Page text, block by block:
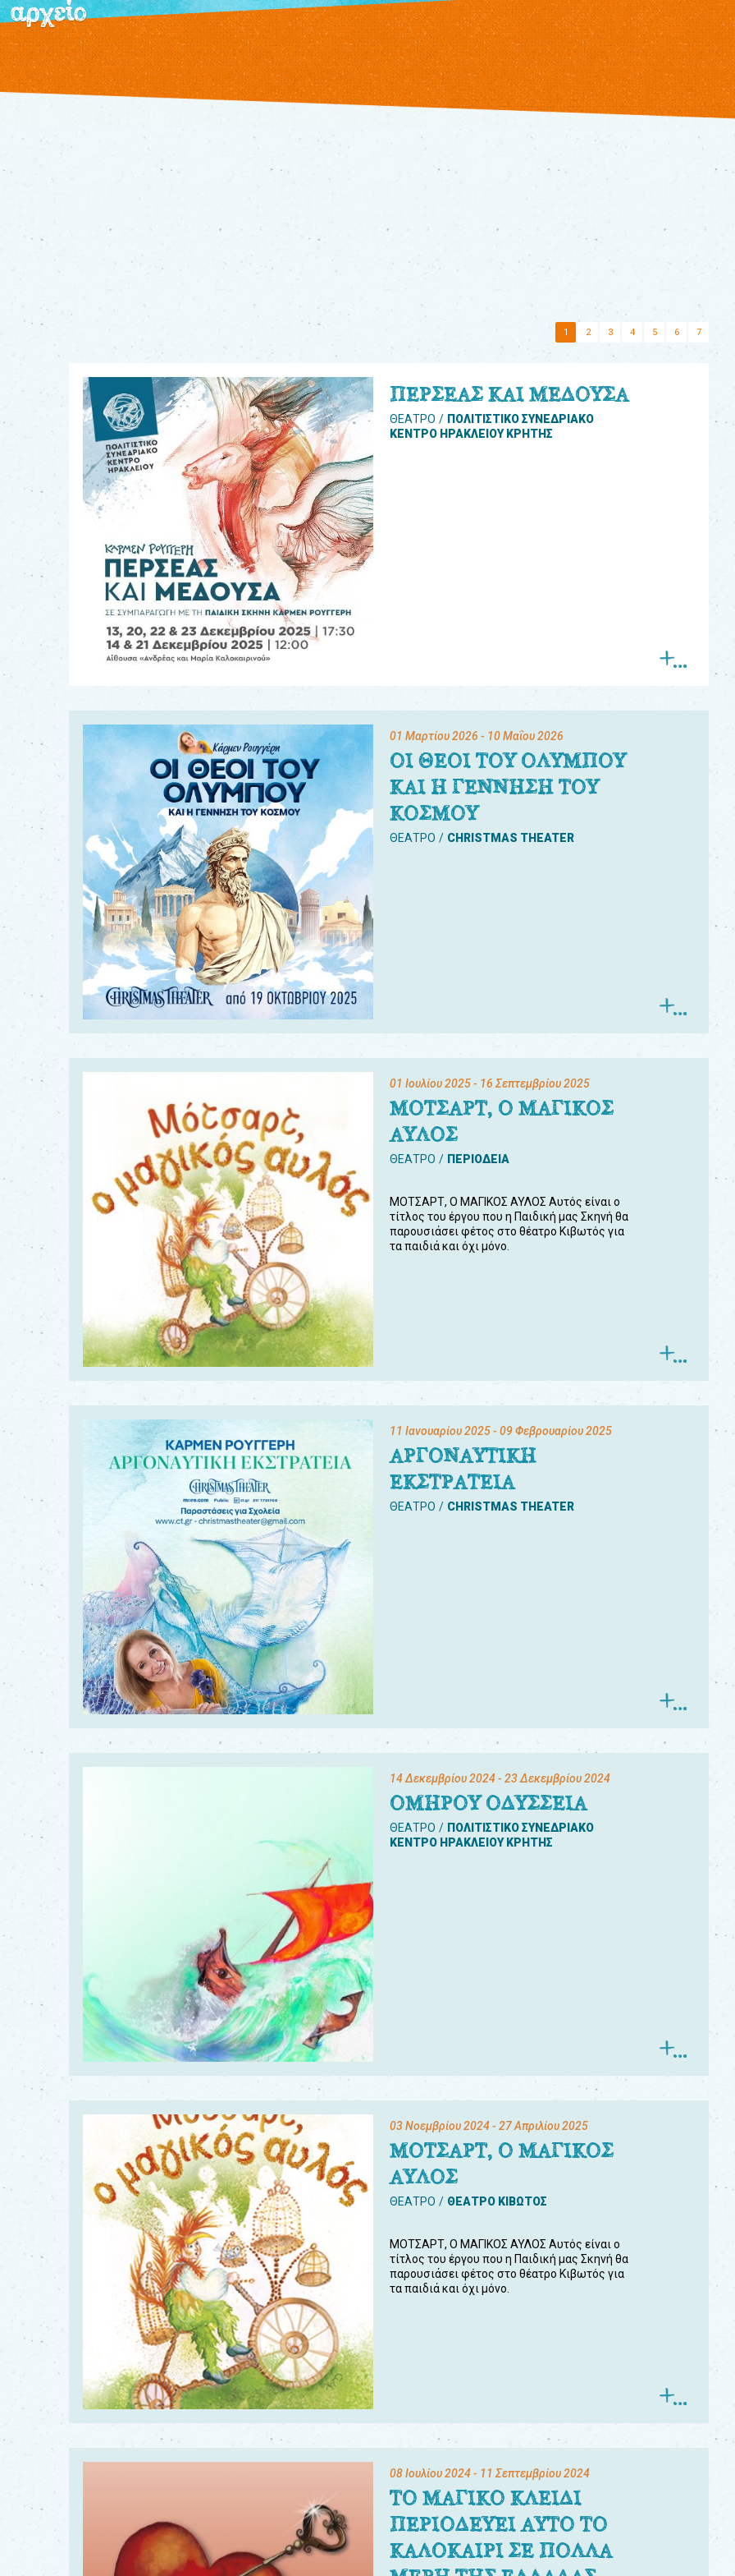
αρχείο
1 2 3 4 5 6 7
ΠΕΡΣΕΑΣ ΚΑΙ ΜΕΔΟΥΣΑ
ΘΕΑΤΡΟ
ΠΟΛΙΤΙΣΤΙΚΟ ΣΥΝΕΔΡΙΑΚΟ
ΚΕΝΤΡΟ ΗΡΑΚΛΕΙΟΥ ΚΡΗΤΗΣ
01 Μαρτίου 2026 - 10 Μαΐου 2026
ΟΙ ΘΕΟΙ ΤΟΥ ΟΛΥΜΠΟΥ
ΚΑΙ Η ΓΕΝΝΗΣΗ ΤΟΥ
ΚΟΣΜΟΥ
ΘΕΑΤΡΟ CHRISTMAS THEATER
01 Ιουλίου 2025- 16 Σεπτεμβρίου 2025
ΜΟΤΣΑΡΤ, Ο ΜΑΓΙΚΟΣ
ΑΥΛΟΣ
ΘΕΑΤΡΟ ΠΕΡΙΟΔΕΙΑ
ΜΟΤΣΑΡΤ, Ο ΜΑΓΙΚΟΣ ΑΥΛΟΣ Αυτός είναι ο
τίτλος του έργου που η Παιδική μας Σκηνή θα
παρουσιάσει φέτος στο θέατρο Κιβωτός για
τα παιδιά και όχι μόνο.
11 Ιανουαρίου 2025- 09 Φεβρουαρίου 2025
ΑΡΓΟΝΑΥΤΙΚΗ
ΕΚΣΤΡΑΤΕΙΑ
ΘΕΑΤΡΟ CHRISTMAS THEATER
14 Δεκεμβρίου 2024- 23 Δεκεμβρίου 2024
ΟΜΗΡΟΥ ΟΔΥΣΣΕΙΑ
ΘΕΑΤΡΟ
ΠΟΛΙΤΙΣΤΙΚΟ ΣΥΝΕΔΡΙΑΚΟ
ΚΕΝΤΡΟ ΗΡΑΚΛΕΙΟΥ ΚΡΗΤΗΣ
03 Νοεμβρίου 2024- 27 Απριλίου 2025
ΜΟΤΣΑΡΤ, Ο ΜΑΓΙΚΟΣ
ΑΥΛΟΣ
ΘΕΑΤΡΟ ΘΕΑΤΡΟ ΚΙΒΩΤΟΣ
ΜΟΤΣΑΡΤ, Ο ΜΑΓΙΚΟΣ ΑΥΛΟΣ Αυτός είναι ο
τίτλος του έργου που η Παιδική μας Σκηνή θα
παρουσιάσει φέτος στο θέατρο Κιβωτός για
τα παιδιά και όχι μόνο.
08 Ιουλίου 2024- 11 Σεπτεμβρίου 2024
ΤΟ ΜΑΓΙΚΟ ΚΛΕΙΔΙ
ΠΕΡΙΟΔΕΥΕΙ ΑΥΤΟ ΤΟ
ΚΑΛΟΚΑΙΡΙ ΣΕ ΠΟΛΛΑ